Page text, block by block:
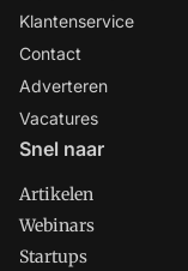
Klantenservice
Contact
Adverteren
Vacatures
Snel naar
Artikelen
Webinars
Startups